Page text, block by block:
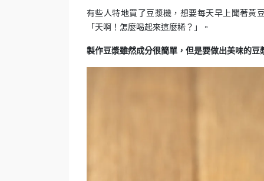
有些人特地買了豆漿機，想要每天早上聞著黃
「天啊！怎麼喝起來這麼稀？」。
製作豆漿雖然成分很簡單，但是要做出美味的